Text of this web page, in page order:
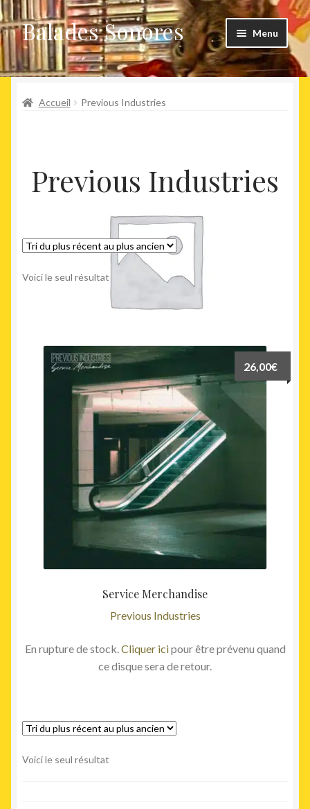
Aller
à
la
navigation
Aller
au
contenu
Balades Sonores Menu
Boutique
Nouveaux arrivages
Agenda
Accueil Previous Industries
Previous Industries
Voici le seul résultat
Service Merchandise
Previous Industries
26,00€
En rupture de stock. Cliquer icipour être prévenu quand
ce disque sera de retour.
Voici le seul résultat